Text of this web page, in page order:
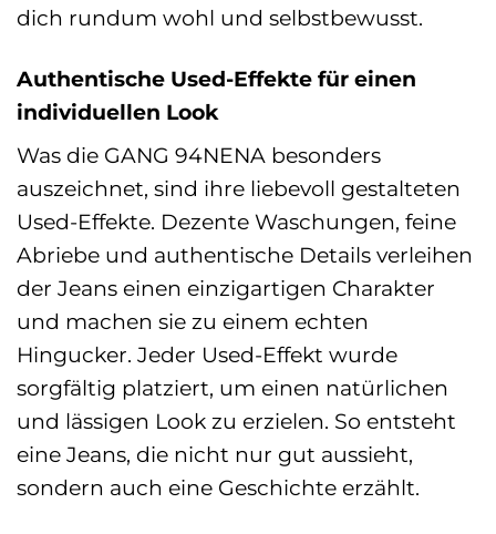
dich rundum wohl und selbstbewusst.
Authentische Used-Effekte für einen
individuellen Look
Was die GANG 94NENA besonders
auszeichnet, sind ihre liebevoll gestalteten
Used-Effekte. Dezente Waschungen, feine
Abriebe und authentische Details verleihen
der Jeans einen einzigartigen Charakter
und machen sie zu einem echten
Hingucker. Jeder Used-Effekt wurde
sorgfältig platziert, um einen natürlichen
und lässigen Look zu erzielen. So entsteht
eine Jeans, die nicht nur gut aussieht,
sondern auch eine Geschichte erzählt.